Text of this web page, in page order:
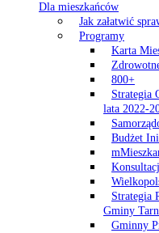
Dla mieszkańców
Jak załatwić
Programy
Karta
800+
Strategia
lata 2022-
Budżet
Strategia
Gminy
Gminny